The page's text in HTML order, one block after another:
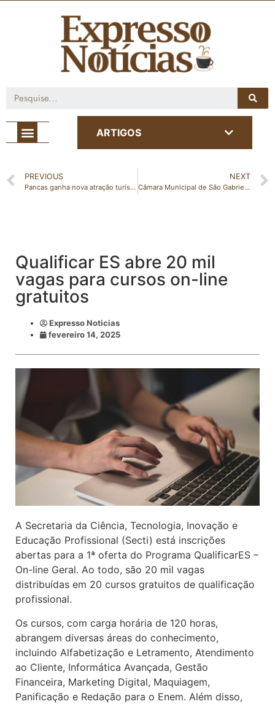
ARTIGOS
PREVIOUS
Pancas ganha nova atração turística: voos de balão já podem ser agendados
NEXT
Câmara Municipal de São Gabriel da Palha realiza visita institucional ao Tribunal de Contas do Espírito Santo
Qualificar ES abre 20 mil
vagas para cursos on-line
gratuitos
Expresso Noticias
fevereiro 14, 2025
A Secretaria da Ciência, Tecnologia, Inovação e
Educação Profissional (Secti) está inscrições
abertas para a 1ª oferta do Programa QualificarES –
On-line Geral. Ao todo, são 20 mil vagas
distribuídas em 20 cursos gratuitos de qualificação
profissional.
Os cursos, com carga horária de 120 horas,
abrangem diversas áreas do conhecimento,
incluindo Alfabetização e Letramento, Atendimento
ao Cliente, Informática Avançada, Gestão
Financeira, Marketing Digital, Maquiagem,
Panificação e Redação para o Enem. Além disso,